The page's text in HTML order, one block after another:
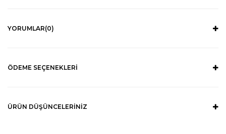
YORUMLAR(0)
ÖDEME SEÇENEKLERI
ÜRÜN DÜŞÜNCELERINIZ